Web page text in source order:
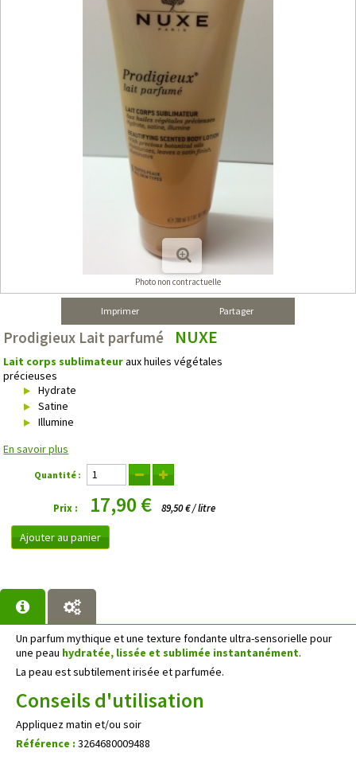
Photo non contractuelle
Imprimer Partager
Prodigieux Lait parfumé NUXE
Lait corps sublimateuraux huiles végétales
précieuses
Hydrate
Satine
Illumine
En savoir plus
Quantité :
Prix : 17,90 € 89,50 € / litre
Ajouter au panier
Un parfum mythique et une texture fondante ultra-sensorielle pour
une peau hydratée, lissée et sublimée instantanément.
La peau est subtilement irisée et parfumée.
Conseils d'utilisation
Appliquez matin et/ou soir
Référence : 3264680009488